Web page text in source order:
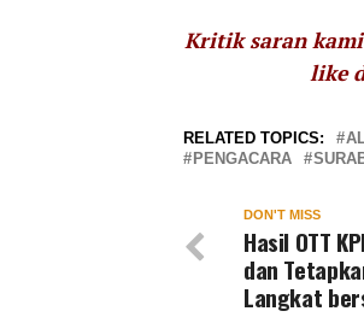
Kritik saran kami
like
RELATED TOPICS:
PENGACARA
DON'T MISS
Hasil OTT
dan
Langkat